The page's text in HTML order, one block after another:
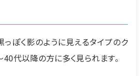
っぽく影のように見えるタイプのク
代以降の方に多く見られます。